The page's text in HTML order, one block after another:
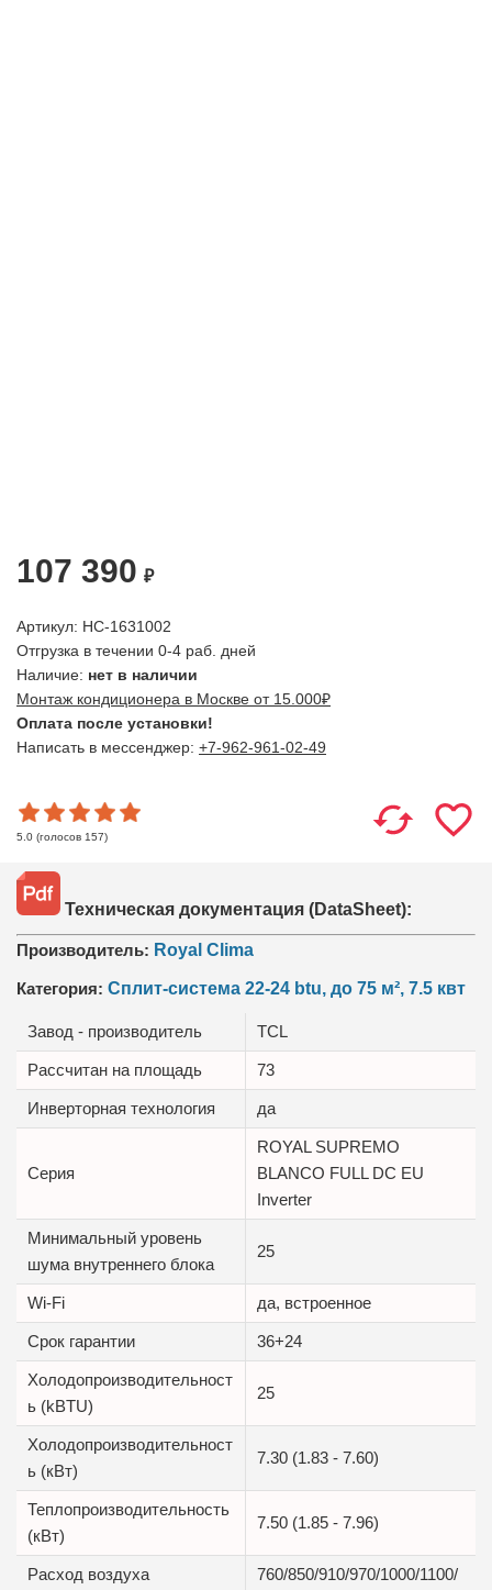
107 390 ₽
Артикул: НС-1631002
Отгрузка в течении 0-4 раб. дней
Наличие: нет в наличии
Монтаж кондиционера в Москве от 15.000₽
Оплата после установки!
Написать в мессенджер: +7-962-961-02-49
5.0 (голосов 157)
Техническая документация (DataSheet):
Производитель: Royal Clima
Категория: Сплит-система 22-24 btu, до 75 м², 7.5 квт
Завод - производитель TCL
Рассчитан на площадь 73
Инверторная технология да
Серия
ROYAL SUPREMO
BLANCO FULL DC EU
Inverter
Минимальный уровень
шума внутреннего блока
25
Wi-Fi да, встроенное
Срок гарантии 36+24
Холодопроизводительност
ь (kBTU)
25
Холодопроизводительност
ь (кВт)
7.30 (1.83 - 7.60)
Теплопроизводительность
(кВт)
7.50 (1.85 - 7.96)
Расход воздуха
760/850/910/970/1000/1100/